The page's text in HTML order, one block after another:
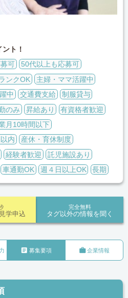
ト！
可
50代以上も応募可
ンクOK
主婦・ママ活躍中
中
交通費支給
制服貸与
のみ 昇給あり
有資格者歓迎
月10時間以下
内
産休・育休制度
経験者歓迎
託児施設あり
車通勤OK 週４日以上OK 長期
完全無料
タグ以外の情報を聞く
学申込
 募集要項 企業情報